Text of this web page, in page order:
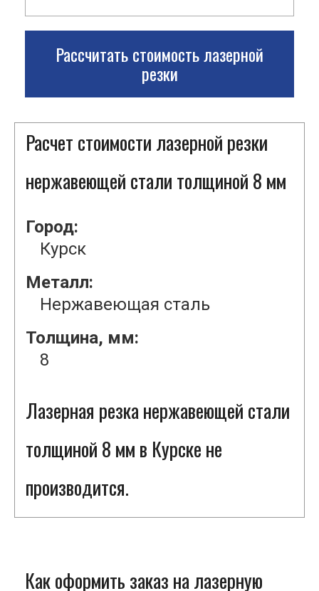
Рассчитать стоимость лазерной
резки
Расчет стоимости лазерной резки
нержавеющей стали толщиной 8 мм
Город:
Курск
Металл:
Нержавеющая сталь
Толщина, мм:
8
Лазерная резка нержавеющей стали
толщиной 8 мм в Курске не
производится.
Как оформить заказ на лазерную